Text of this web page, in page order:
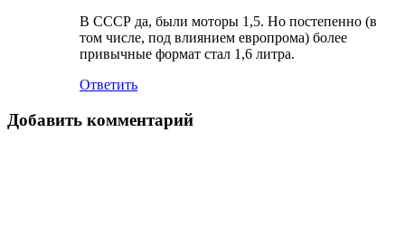
В СССР да, были моторы 1,5. Но постепенно (в
том числе, под влиянием европрома) более
привычные формат стал 1,6 литра.
Ответить
Добавить комментарий